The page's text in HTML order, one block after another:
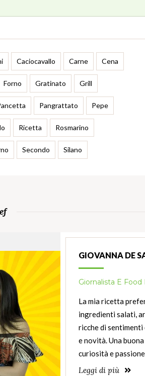
Caciocavallo Carne Cena
Forno Gratinato Grill
Pangrattato Pepe
Ricetta Rosmarino
Secondo Silano
GIOVANNA DE
Giornalista E
La mia ricetta
ingredienti salati,
ricche di
e novità. Una
curiosità e
Leggi di più